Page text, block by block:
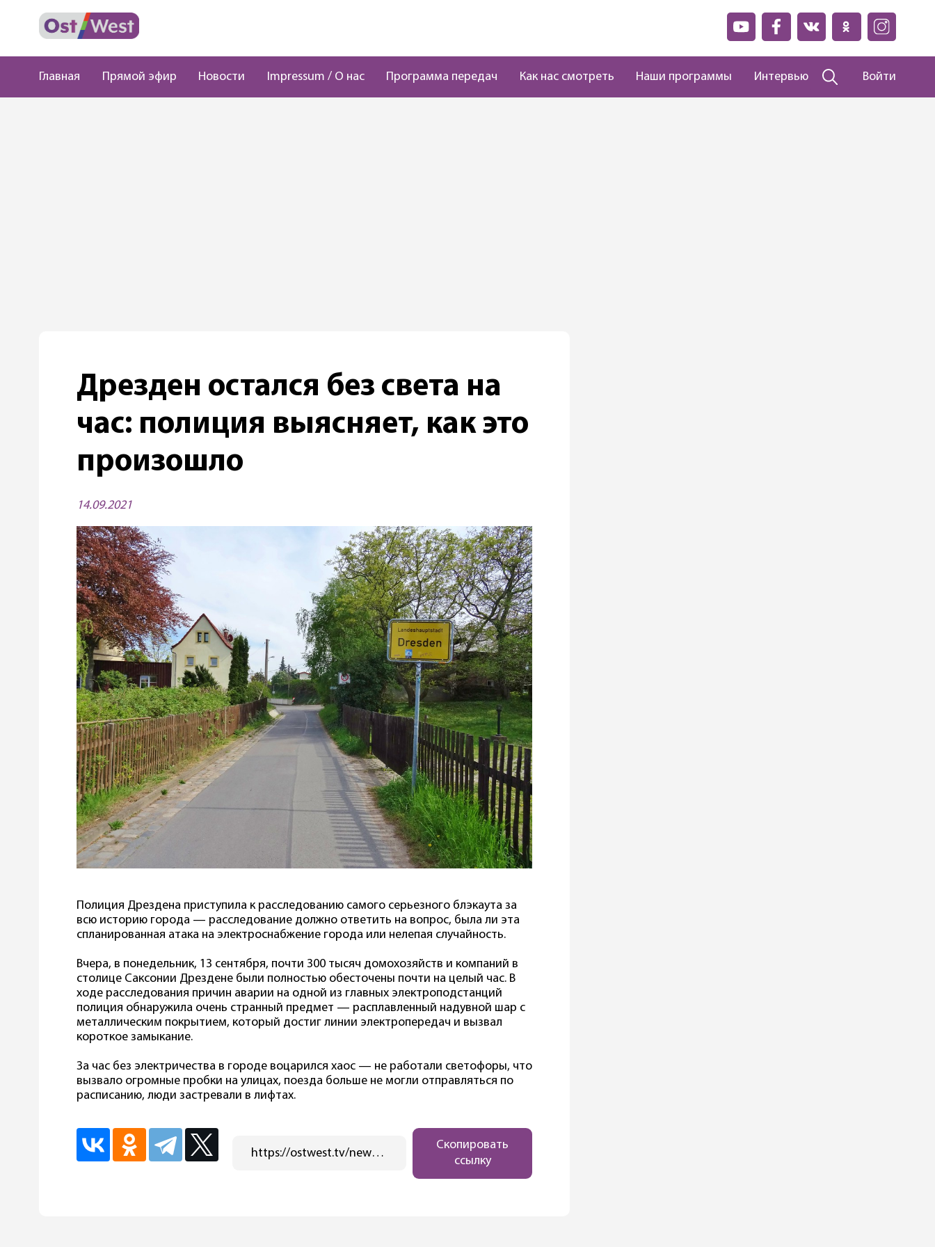
Главная Прямой эфир Новости Impressum / О нас Программа передач Как нас смотреть Наши программы Интервью Войти
Дрезден остался без света на
час: полиция выясняет, как это
произошло
14.09.2021
Полиция Дрездена приступила к расследованию самого серьезного блэкаута за
всю историю города — расследование должно ответить на вопрос, была ли эта
спланированная атака на электроснабжение города или нелепая случайность.
Вчера, в понедельник, 13 сентября, почти 300 тысяч домохозяйств и компаний в
столице Саксонии Дрездене были полностью обесточены почти на целый час. В
ходе расследования причин аварии на одной из главных электроподстанций
полиция обнаружила очень странный предмет — расплавленный надувной шар с
металлическим покрытием, который достиг линии электропередач и вызвал
короткое замыкание.
За час без электричества в городе воцарился хаос — не работали светофоры, что
вызвало огромные пробки на улицах, поезда больше не могли отправляться по
расписанию, люди застревали в лифтах.
https://ostwest.tv/news/kak-drezden-ostalsya-bez-sveta-na-chas/
Скопировать
ссылку